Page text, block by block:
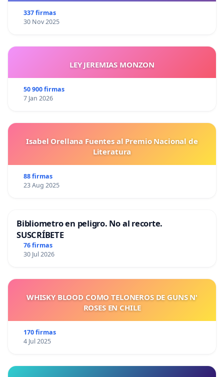
337 firmas
30 Nov 2025
LEY JEREMIAS MONZON
50 900 firmas
7 Jan 2026
Isabel Orellana Fuentes al Premio Nacional de
Literatura
88 firmas
23 Aug 2025
Bibliometro en peligro. No al recorte.
SUSCRÍBETE
76 firmas
30 Jul 2026
WHISKY BLOOD COMO TELONEROS DE GUNS N'
ROSES EN CHILE
170 firmas
4 Jul 2025